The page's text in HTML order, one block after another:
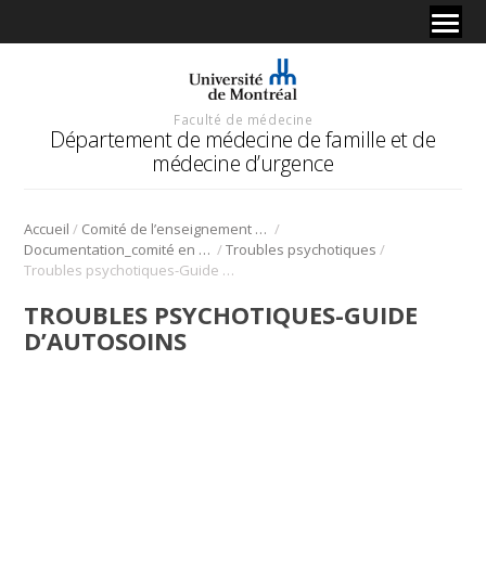
Faculté de médecine
Département de médecine de famille et de
médecine d’urgence
Accueil / Comité de l’enseignement en santé mentale /
Documentation_comité en santé mentale /Troubles psychotiques /
Troubles psychotiques-Guide d’autosoins
TROUBLES PSYCHOTIQUES-GUIDE
D’AUTOSOINS